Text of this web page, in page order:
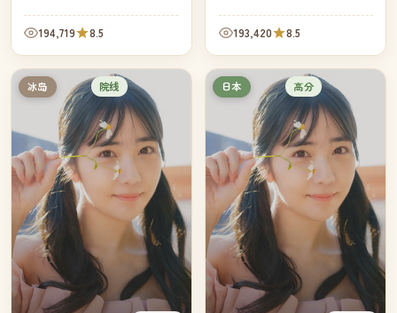
他童年时被遗忘的旧居。
194,719 8.5
其中一只抽屉里装着家族三代
人都不愿提起的旧事。
193,420 8.5
冰岛 院线 日本 高分